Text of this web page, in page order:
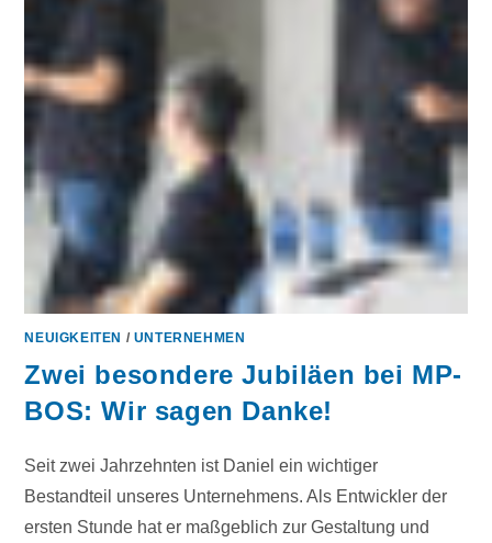
NEUIGKEITEN / UNTERNEHMEN
Zwei besondere Jubiläen bei MP-
BOS: Wir sagen Danke!
Seit zwei Jahrzehnten ist Daniel ein wichtiger
Bestandteil unseres Unternehmens. Als Entwickler der
ersten Stunde hat er maßgeblich zur Gestaltung und